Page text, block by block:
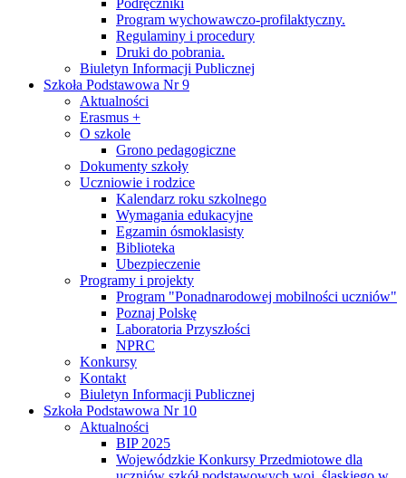
Podręczniki
Program wychowawczo-profilaktyczny.
Regulaminy i procedury
Druki do pobrania.
Biuletyn Informacji Publicznej
Szkoła Podstawowa Nr 9
Aktualności
Erasmus +
O szkole
Grono pedagogiczne
Dokumenty szkoły
Uczniowie i rodzice
Kalendarz roku szkolnego
Wymagania edukacyjne
Egzamin ósmoklasisty
Biblioteka
Ubezpieczenie
Programy i projekty
Program "Ponadnarodowej mobilności uczniów"
Poznaj Polskę
Laboratoria Przyszłości
NPRC
Konkursy
Kontakt
Biuletyn Informacji Publicznej
Szkoła Podstawowa Nr 10
Aktualności
BIP 2025
Wojewódzkie Konkursy Przedmiotowe dla